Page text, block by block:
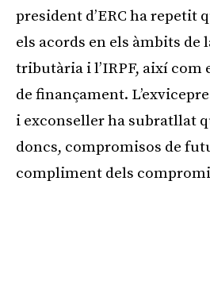
president d’ERC ha repetit
els acords en els àmbits de
tributària i l’IRPF, així com
de finançament.
i exconseller ha subratllat
doncs, compromisos de
compliment dels